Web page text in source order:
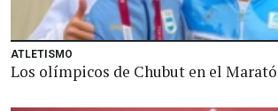
ATLETISMO
Los olímpicos de Chubut en el